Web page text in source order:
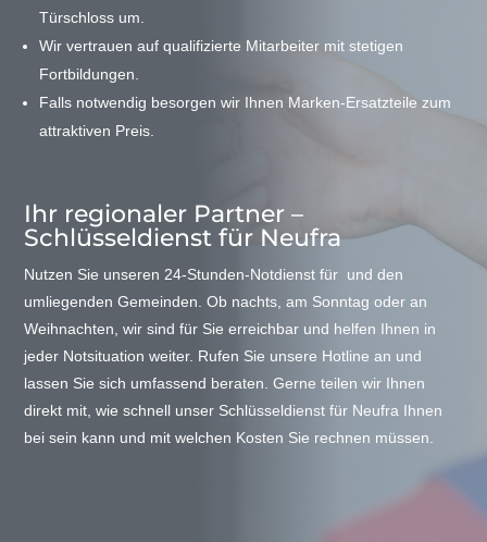
Türschloss um.
Wir vertrauen auf qualifizierte Mitarbeiter mit stetigen
Fortbildungen.
Falls notwendig besorgen wir Ihnen Marken-Ersatzteile zum
attraktiven Preis.
Ihr regionaler Partner –
Schlüsseldienst für Neufra
Nutzen Sie unseren 24-Stunden-Notdienst für und den
umliegenden Gemeinden. Ob nachts, am Sonntag oder an
Weihnachten, wir sind für Sie erreichbar und helfen Ihnen in
jeder Notsituation weiter. Rufen Sie unsere Hotline an und
lassen Sie sich umfassend beraten. Gerne teilen wir Ihnen
direkt mit, wie schnell unser Schlüsseldienst für Neufra Ihnen
bei sein kann und mit welchen Kosten Sie rechnen müssen.